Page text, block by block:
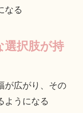
なる
択肢が持
が広がり、その
ようになる